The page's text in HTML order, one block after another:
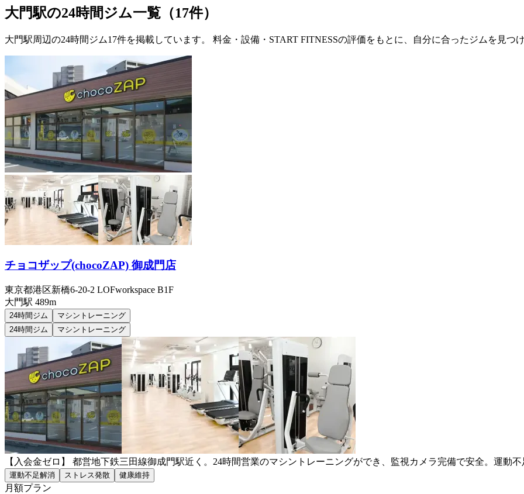
大門駅の24時間ジム一覧（17件）
大門駅周辺の24時間ジム17件を掲載しています。 料金・設備・START FITNESSの評価をもとに、自分に合ったジムを見つ
チョコザップ(chocoZAP) 御成門店
東京都港区新橋6-20-2 LOFworkspace B1F
大門駅 489m
24時間ジム
マシントレーニング
24時間ジム
マシントレーニング
【入会金ゼロ】 都営地下鉄三田線御成門駅近く。24時間営業のマシントレーニングができ、監視カメラ完備で安全。運動
運動不足解消 ストレス発散 健康維持
月額プラン